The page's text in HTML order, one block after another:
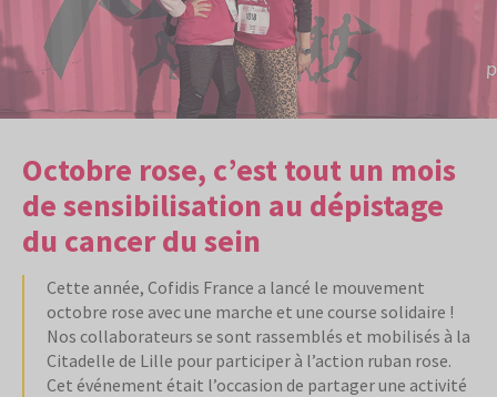
Octobre rose, c’est tout un mois
de sensibilisation au dépistage
du cancer du sein
Cette année, Cofidis France a lancé le mouvement
octobre rose avec une marche et une course solidaire !
Nos collaborateurs se sont rassemblés et mobilisés à la
Citadelle de Lille pour participer à l’action ruban rose.
Cet événement était l’occasion de partager une activité